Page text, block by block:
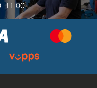
11.00